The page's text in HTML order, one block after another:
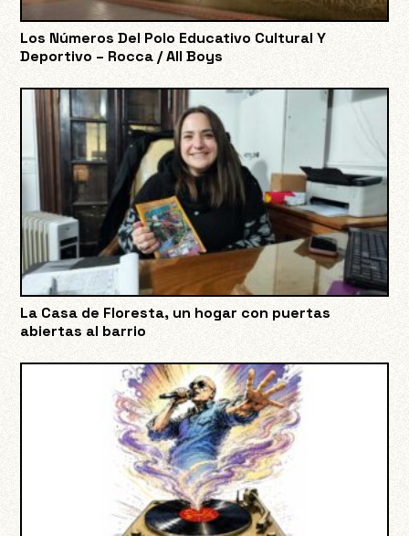
Los Números Del Polo Educativo Cultural Y
Deportivo – Rocca / All Boys
La Casa de Floresta, un hogar con puertas
abiertas al barrio